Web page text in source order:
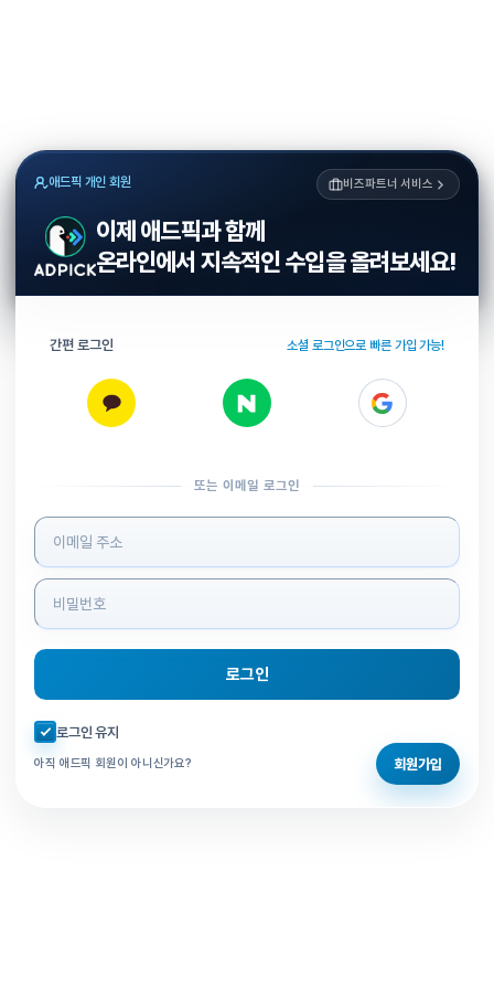
애드픽 개인 회원 비즈파트너 서비스
이제 애드픽과 함께
온라인에서 지속적인 수입을 올려보세요!
간편 로그인 소셜 로그인으로 빠른 가입 가능!
또는 이메일 로그인
로그인 정보 입력
로그인
자동로그인 체크
로그인 유지
아직 애드픽 회원이 아니신가요? 회원가입